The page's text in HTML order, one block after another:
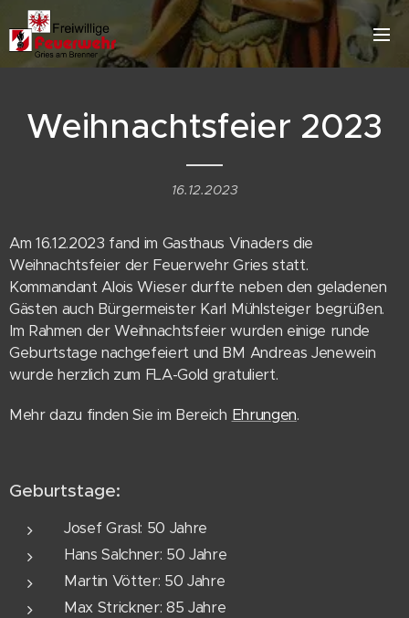
Weihnachtsfeier 2023
16.12.2023
Am 16.12.2023 fand im Gasthaus Vinaders die
Weihnachtsfeier der Feuerwehr Gries statt.
Kommandant Alois Wieser durfte neben den geladenen
Gästen auch Bürgermeister Karl Mühlsteiger begrüßen.
Im Rahmen der Weihnachtsfeier wurden einige runde
Geburtstage nachgefeiert und BM Andreas Jenewein
wurde herzlich zum FLA-Gold gratuliert.
Mehr dazu finden Sie im Bereich Ehrungen.
Geburtstage:
Josef Grasl: 50 Jahre
Hans Salchner: 50 Jahre
Martin Vötter: 50 Jahre
Max Strickner: 85 Jahre